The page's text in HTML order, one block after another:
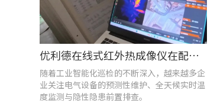
优利德在线式红外热成像仪在配电柜运维中的实测应用(系列篇)
随着工业智能化巡检的不断深入，越来越多企
业关注电气设备的预测性维护、全天候实时温
度监测与隐性隐患前置排查。